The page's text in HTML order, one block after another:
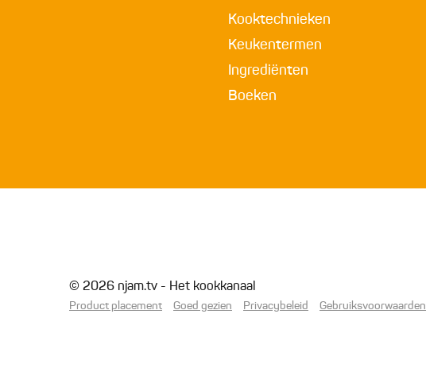
Kooktechnieken
Keukentermen
Ingrediënten
Boeken
© 2026 njam.tv - Het kookkanaal
Product placement Goed gezien Privacybeleid Gebruiksvoorwaarden